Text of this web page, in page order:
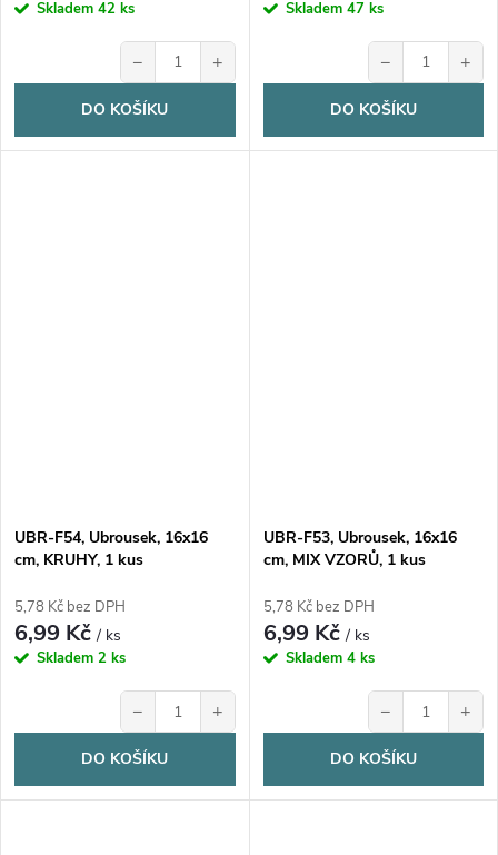
Skladem 42 ks
− +
DO KOŠÍKU
Skladem 47 ks
− +
DO KOŠÍKU
UBR-F54, Ubrousek, 16x16
cm, KRUHY, 1 kus
5,78 Kč bez DPH
6,99 Kč/ ks
Skladem 2 ks
− +
DO KOŠÍKU
UBR-F53, Ubrousek, 16x16
cm, MIX VZORŮ, 1 kus
5,78 Kč bez DPH
6,99 Kč/ ks
Skladem 4 ks
− +
DO KOŠÍKU